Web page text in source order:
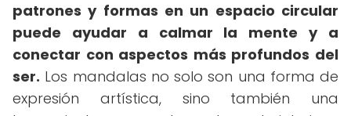
patrones y formas en un espacio circular
puede ayudar a calmar la mente y a
conectar con aspectos más profundos del
ser. Los mandalas no solo son una forma de
expresión artística, sino también una